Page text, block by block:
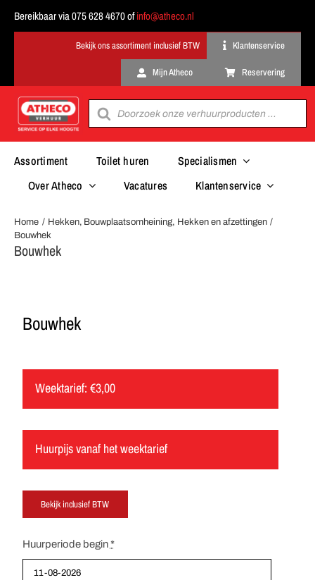
Bereikbaar via 075 628 4670 ofinfo@atheco.nl
Klantenservice
Mijn Atheco Reservering
Producten
zoeken
Assortiment Toilet huren
Specialismen
Over Atheco
Vacatures Klantenservice
Home Hekken Bouwplaatsomheining Hekken en afzettingen
Bouwhek
Bouwhek
Bouwhek
Weektarief: €3,00
Huurpijs vanaf het weektarief
Huurperiode begin*